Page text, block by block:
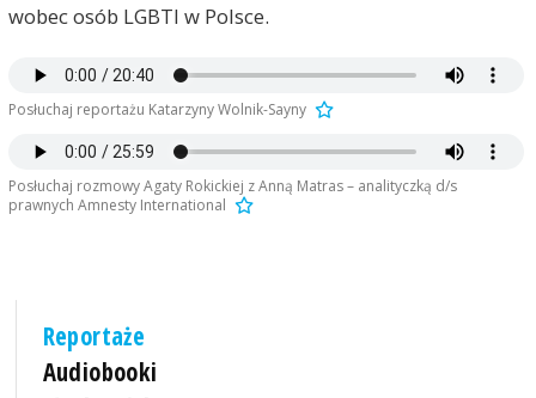
wobec osób LGBTI w Polsce.
Posłuchaj reportażu Katarzyny Wolnik-Sayny
Posłuchaj rozmowy Agaty Rokickiej z Anną Matras – analityczką d/s
prawnych Amnesty International
Reportaże
Audiobooki